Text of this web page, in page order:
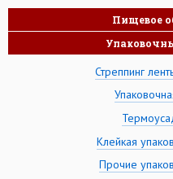
Пищевое
Стреппинг
Клейкая
Прочие